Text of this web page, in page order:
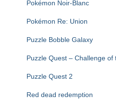
Pokémon Noir-Blanc
Pokémon Re: Union
Puzzle Bobble Galaxy
Puzzle Quest – Challenge of
Puzzle Quest 2
Red dead redemption